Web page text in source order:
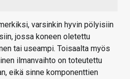
varsinkin hyvin pölyisiin
jossa koneen oletettu
tai useampi. Toisaalta myös
ilmanvaihto on toteutettu
eikä sinne komponenttien